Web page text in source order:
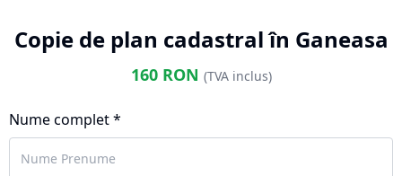
Copie de plan cadastral în Ganeasa
160RON (TVA inclus)
Nume complet *